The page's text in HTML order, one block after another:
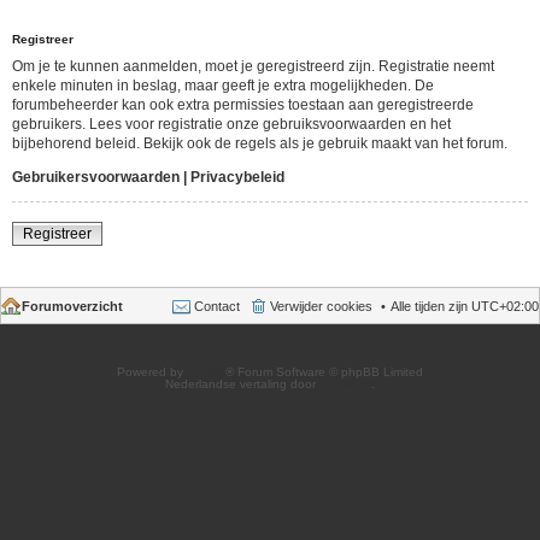
Registreer
Om je te kunnen aanmelden, moet je geregistreerd zijn. Registratie neemt
enkele minuten in beslag, maar geeft je extra mogelijkheden. De
forumbeheerder kan ook extra permissies toestaan aan geregistreerde
gebruikers. Lees voor registratie onze gebruiksvoorwaarden en het
bijbehorend beleid. Bekijk ook de regels als je gebruik maakt van het forum.
Gebruikersvoorwaarden
Privacybeleid
Registreer
Forumoverzicht Alle tijden zijn UTC+02:00
Verwijder cookies
Contact
Powered by
® Forum Software © phpBB Limited
Nederlandse vertaling door